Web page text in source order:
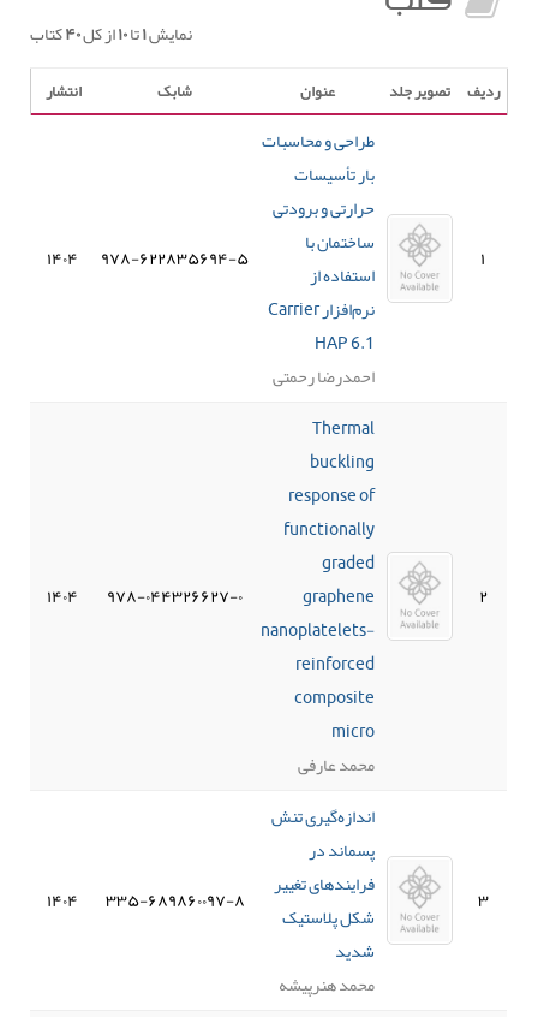
نمایش۱تا۱۰از کل۴۰کتاب
انتشار شابک عنوان تصویر جلد ردیف
۱۴۰۴ ۹۷۸-۶۲۲۸۳۵۶۹۴-۵
طراحی و محاسبات
بار تأسیسات
حرارتی و برودتی
ساختمان با
استفاده از
نرم‌افزار Carrier
HAP 6.1
احمدرضا رحمتی
۱
۱۴۰۴ ۹۷۸-۰۴۴۳۲۶۶۲۷-۰
Thermal
buckling
response of
functionally
graded
graphene
nanoplatelets-
reinforced
composite
micro
محمد عارفی
۲
۱۴۰۴ ۳۳۵-۶۸۹۸۶۰۰۹۷-۸
اندازه‌گیری تنش
پسماند در
فرایندهای تغییر
شکل پلاستیک
شدید
محمد هنرپیشه
۳